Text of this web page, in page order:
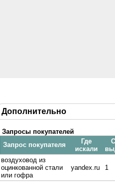
Дополнительно
Запросы покупателей
Запрос покупателя
Где
искали
воздуховод из
оцинкованной стали
или гофра
yandex.ru 1